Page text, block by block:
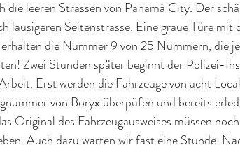
leeren Strassen von Panamá City. Der
lausigeren Seitenstrasse. Eine graue Türe
die Nummer 9 von 25 Nummern, die
Zwei Stunden später beginnt der Polizei-
Erst werden die Fahrzeuge von acht
von Boryx überpüfen und bereits
Original des Fahrzeugausweises müssen
Auch dazu warten wir fast eine Stunde.